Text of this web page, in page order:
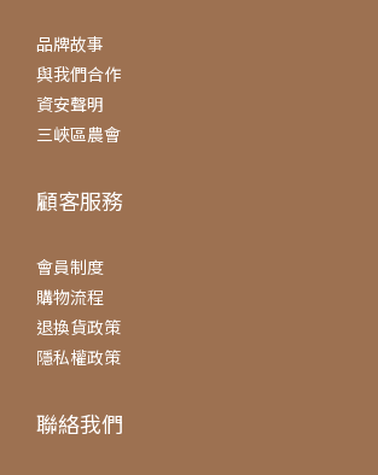
品牌故事
與我們合作
資安聲明
三峽區農會
顧客服務
會員制度
購物流程
退換貨政策
隱私權政策
聯絡我們